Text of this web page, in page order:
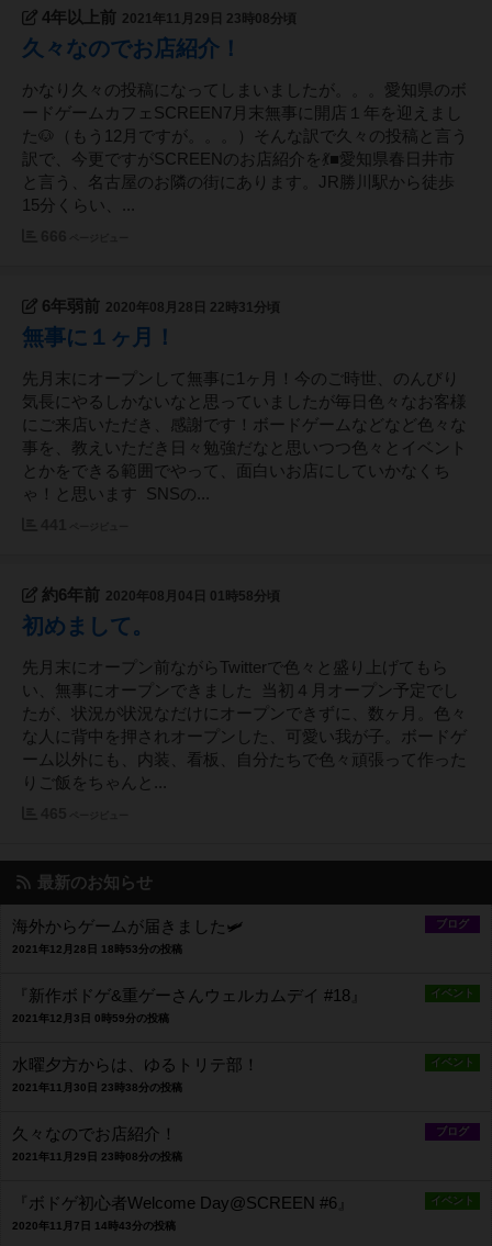
4年以上前 2021年11月29日 23時08分頃
久々なのでお店紹介！
かなり久々の投稿になってしまいましたが。。。愛知県のボ
ードゲームカフェSCREEN7月末無事に開店１年を迎えまし
た🐶（もう12月ですが。。。）そんな訳で久々の投稿と言う
訳で、今更ですがSCREENのお店紹介を💃■愛知県春日井市
と言う、名古屋のお隣の街にあります。JR勝川駅から徒歩
15分くらい、...
6年弱前 2020年08月28日 22時31分頃
無事に１ヶ月！
先月末にオープンして無事に1ヶ月！今のご時世、のんびり
気長にやるしかないなと思っていましたが毎日色々なお客様
にご来店いただき、感謝です！ボードゲームなどなど色々な
事を、教えいただき日々勉強だなと思いつつ色々とイベント
とかをできる範囲でやって、面白いお店にしていかなくち
ゃ！と思います SNSの...
約6年前 2020年08月04日 01時58分頃
初めまして。
先月末にオープン前ながらTwitterで色々と盛り上げてもら
い、無事にオープンできました 当初４月オープン予定でし
たが、状況が状況なだけにオープンできずに、数ヶ月。色々
な人に背中を押されオープンした、可愛い我が子。ボードゲ
ーム以外にも、内装、看板、自分たちで色々頑張って作った
りご飯をちゃんと...
最新のお知らせ
ブログ
海外からゲームが届きました🛩
2021年12月28日 18時53分の投稿
イベント
『新作ボドゲ&重ゲーさんウェルカムデイ #18』
2021年12月3日 0時59分の投稿
イベント
水曜夕方からは、ゆるトリテ部！
2021年11月30日 23時38分の投稿
ブログ
久々なのでお店紹介！
2021年11月29日 23時08分の投稿
イベント
『ボドゲ初心者Welcome Day@SCREEN #6』
2020年11月7日 14時43分の投稿